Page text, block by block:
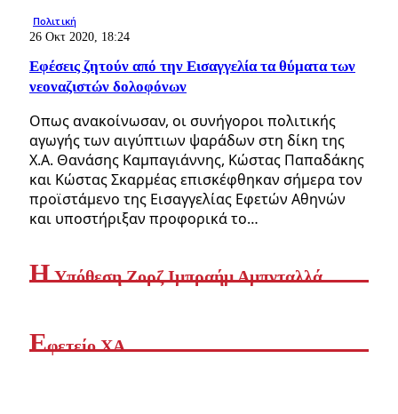
Πολιτική
26 Οκτ 2020, 18:24
Εφέσεις ζητούν από την Εισαγγελία τα θύματα των
νεοναζιστών δολοφόνων
Οπως ανακοίνωσαν, οι συνήγοροι πολιτικής
αγωγής των αιγύπτιων ψαράδων στη δίκη της
Χ.Α. Θανάσης Καμπαγιάννης, Κώστας Παπαδάκης
και Κώστας Σκαρμέας επισκέφθηκαν σήμερα τον
προϊστάμενο της Εισαγγελίας Εφετών Αθηνών
και υποστήριξαν προφορικά το…
ΗYπόθεση Ζορζ Ιμπραήμ Αμπνταλλά
Εφετείο ΧΑ